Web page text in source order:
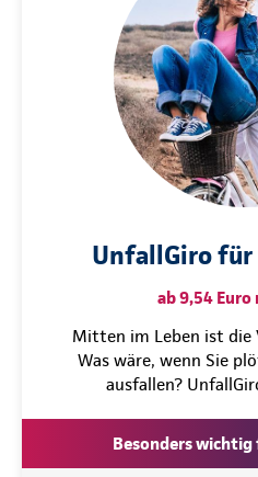
UnfallGiro für
ab 9,54
Mitten im Leben ist
Was wäre, wenn Sie
ausfallen?
Besonders wichtig